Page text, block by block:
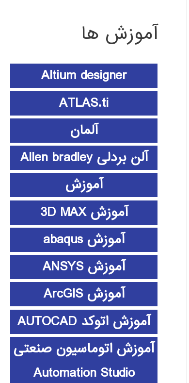
آموزش ها
Altium designer
ATLAS.ti
آلمان
آلن بردلی Allen bradley
آموزش
آموزش 3D MAX
آموزش abaqus
آموزش ANSYS
آموزش ArcGIS
آموزش اتوکد AUTOCAD
آموزش اتوماسیون صنعتی
Automation Studio